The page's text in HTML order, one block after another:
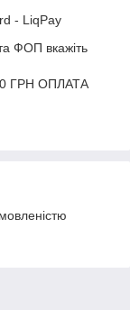
- LiqPay
ФОП вкажіть
ГРН ОПЛАТА